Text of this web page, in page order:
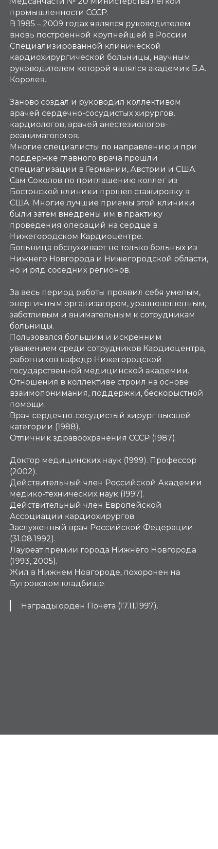
промышленности СССР.
В 1985 – 2009 годах являлся руководителем
вновь построенной крупнейшей в России
Специализированной клинической
кардиохирургической больницы, научным
руководителем которой являлся академик Б.А.
Королев.
Заново создал и руководил коллективом
врачей сердечно-сосудистых хирургов,
кардиологов, врачей анестезиологов-
реаниматологов.
Многие специалисты по направлению и при
поддержке главного врача прошли
специализации в Германии, Австрии и США.
Сам Соколов по приглашению коллег из
Бостонской клиники прошел стажировку в
США. Многие лучшие приемы этой клиники
были затем внедрены им в практику
проведения операций на сердце в
Нижегородском Кардиоцентре.
Больница обслуживает не только больных из
Нижнего Новгорода и Нижегородской области,
но и ряд соседних регионов.
За весь период работы проявил себя умелым,
энергичным организатором, уравновешенным,
заботливым и внимательным к сотрудникам
больницы.
Пользовался большим и искренним
уважением среди сотрудников Кардиоцентра,
работников кафедр Нижегородской
государственной медицинской академии.
Отношения в коллективе строил на основе
взаимопонимания, поддержки, бескорыстной
помощи.
Врач сердечно-сосудистый хирург высшей
категории (1988).
Отличник здравоохранения СССР (1987).
Доктор медицинских наук (1999). Профессор
(2002).
Действительный член Российской Академии
медико-технических наук (1997).
Действительный член Европейской
Ассоциации кардиохирургов.
Заслуженный врач Российской Федерации
(31.08.1992).
Лауреат премии города Нижнего Новгорода
(1993, 2005).
Жил в Нижнем Новгороде, похоронен на
Бугровском кладбище.
Награды:орден Почёта (17.11.1997).